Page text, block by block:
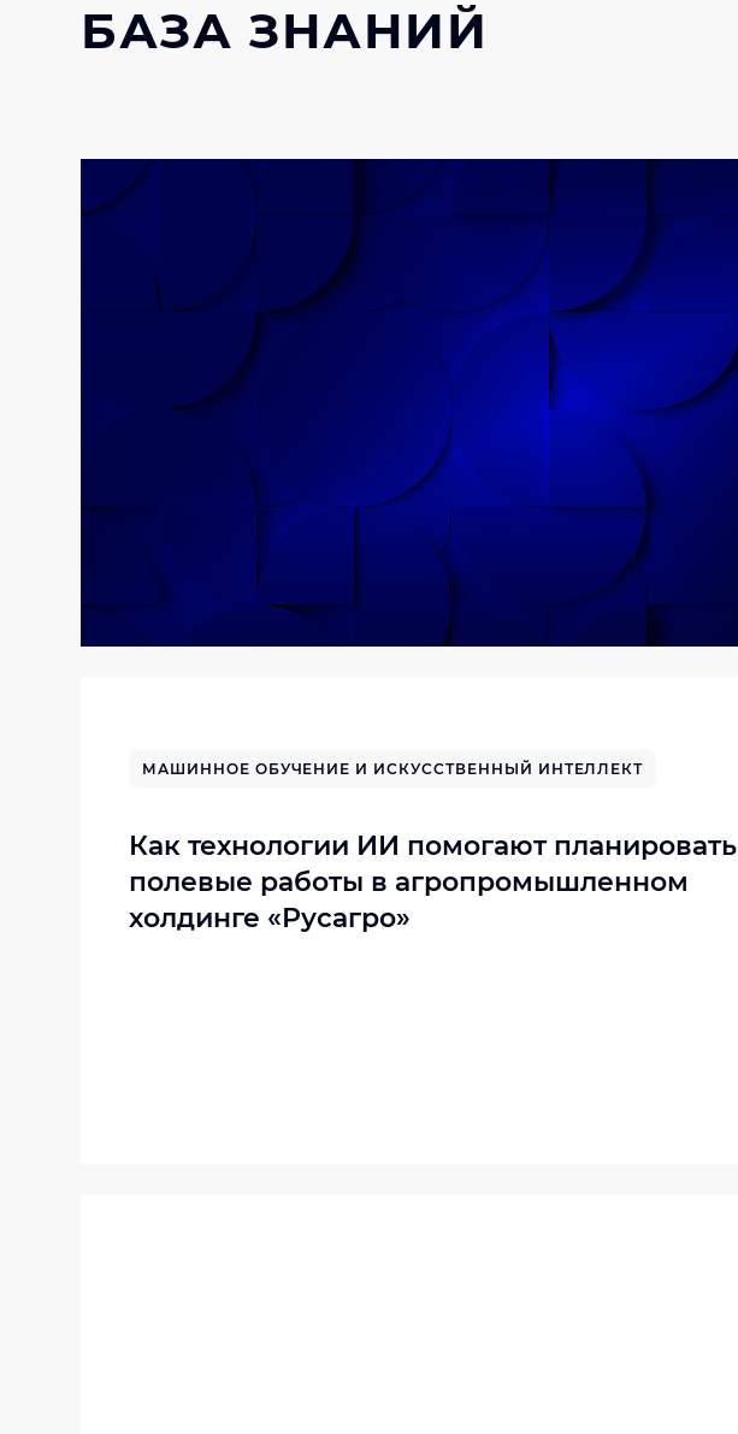
БАЗА ЗНАНИЙ
МАШИННОЕ ОБУЧЕНИЕ И ИСКУССТВЕННЫЙ ИНТЕЛЛЕКТ
Как технологии ИИ помогают планировать
полевые работы в агропромышленном
холдинге «Русагро»